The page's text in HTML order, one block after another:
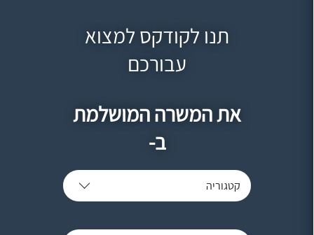
תנו לקודקס למצוא
עבורכם
את המשרה המושלמת
ב-
קטגוריה